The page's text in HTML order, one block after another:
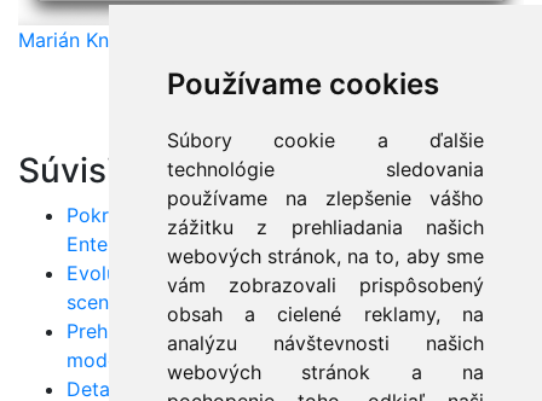
Používame cookies
Súbory cookie a ďalšie
technológie sledovania
používame na zlepšenie vášho
zážitku z prehliadania našich
webových stránok, na to, aby sme
vám zobrazovali prispôsobený
obsah a cielené reklamy, na
analýzu návštevnosti našich
webových stránok a na
Marián Knězek
Súvisiace články:
Pokročilé koncepty v UML: Vyťažte maximum z
Enterprise Architect
Evolučný a iteratívny vývoj v UML: Praktické
scenáre
Prehľad CASE nástrojov: Ako zefektívniť
modelovanie UML
Detailný návod na UML: Kombinované použitie